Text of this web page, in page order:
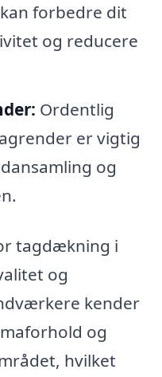
forbedre dit
og reducere
Ordentlig
er vigtig
og
tagdækning i
og
kender
og
hvilket